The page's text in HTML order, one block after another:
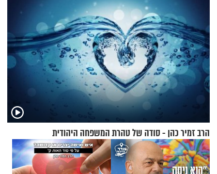
הרב זמיר כהן - סודה של טהרת המשפחה היהודית